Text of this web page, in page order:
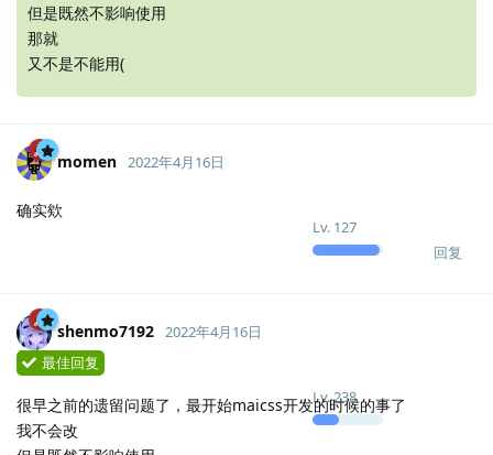
但是既然不影响使用
那就
又不是不能用(
momen
Lv. 127
2022年4月16日
确实欸
回复
shenmo7192
Lv.238
2022年4月16日
最佳回复
很早之前的遗留问题了，最开始maicss开发的时候的事了
我不会改